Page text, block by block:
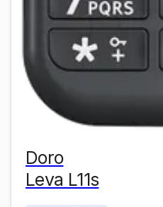
Doro
Leva L11s